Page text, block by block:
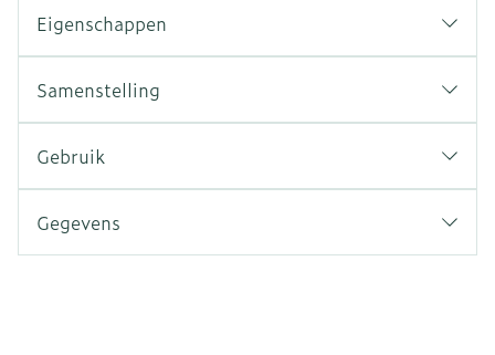
Eigenschappen
Samenstelling
Gebruik
Gegevens